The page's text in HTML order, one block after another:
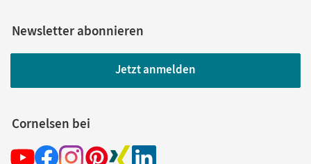
Newsletter abonnieren
Jetzt anmelden
Cornelsen bei